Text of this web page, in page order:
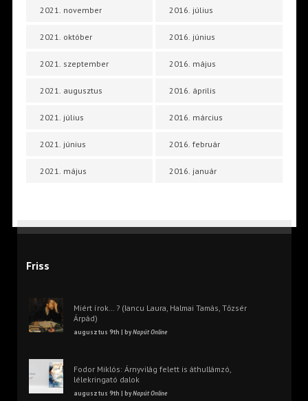
2021. november
2021. október
2021. szeptember
2021. augusztus
2021. július
2021. június
2021. május
2016. július
2016. június
2016. május
2016. április
2016. március
2016. február
2016. január
Friss
Miért írok… ? (Iancu Laura, Halmai Tamás, Tőzsér
Árpád)
augusztus 9th | byNapút Online
Fodor Miklós: Árnyvilág felett is áthullámzó,
lélekringató dalok
augusztus 9th | byNapút Online